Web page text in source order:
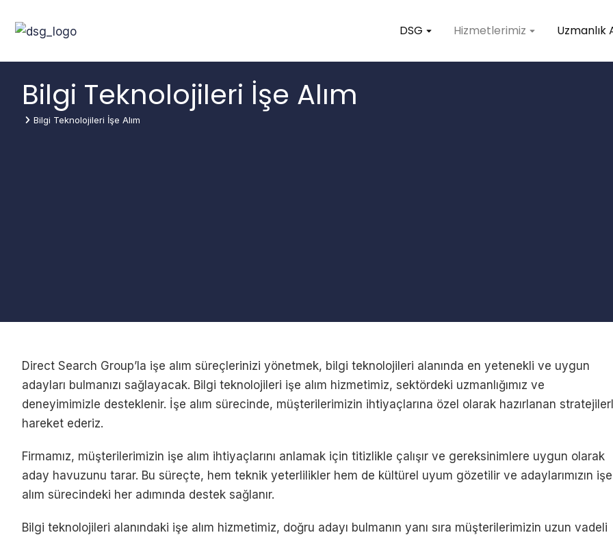
DSG Hizmetlerimiz Uzmanlık
Bilgi Teknolojileri İşe Alım
You are here:
Bilgi Teknolojileri İşe Alım
Direct Search Group’la işe alım süreçlerinizi yönetmek, bilgi teknolojileri alanında en yetenekli ve uygun
adayları bulmanızı sağlayacak. Bilgi teknolojileri işe alım hizmetimiz, sektördeki uzmanlığımız ve
deneyimimizle desteklenir. İşe alım sürecinde, müşterilerimizin ihtiyaçlarına özel olarak hazırlanan
hareket ederiz.
Firmamız, müşterilerimizin işe alım ihtiyaçlarını anlamak için titizlikle çalışır ve gereksinimlere uygun olarak
aday havuzunu tarar. Bu süreçte, hem teknik yeterlilikler hem de kültürel uyum gözetilir ve adaylarımızın işe
alım sürecindeki her adımında destek sağlanır.
Bilgi teknolojileri alanındaki işe alım hizmetimiz, doğru adayı bulmanın yanı sıra müşterilerimizin uzun vadeli